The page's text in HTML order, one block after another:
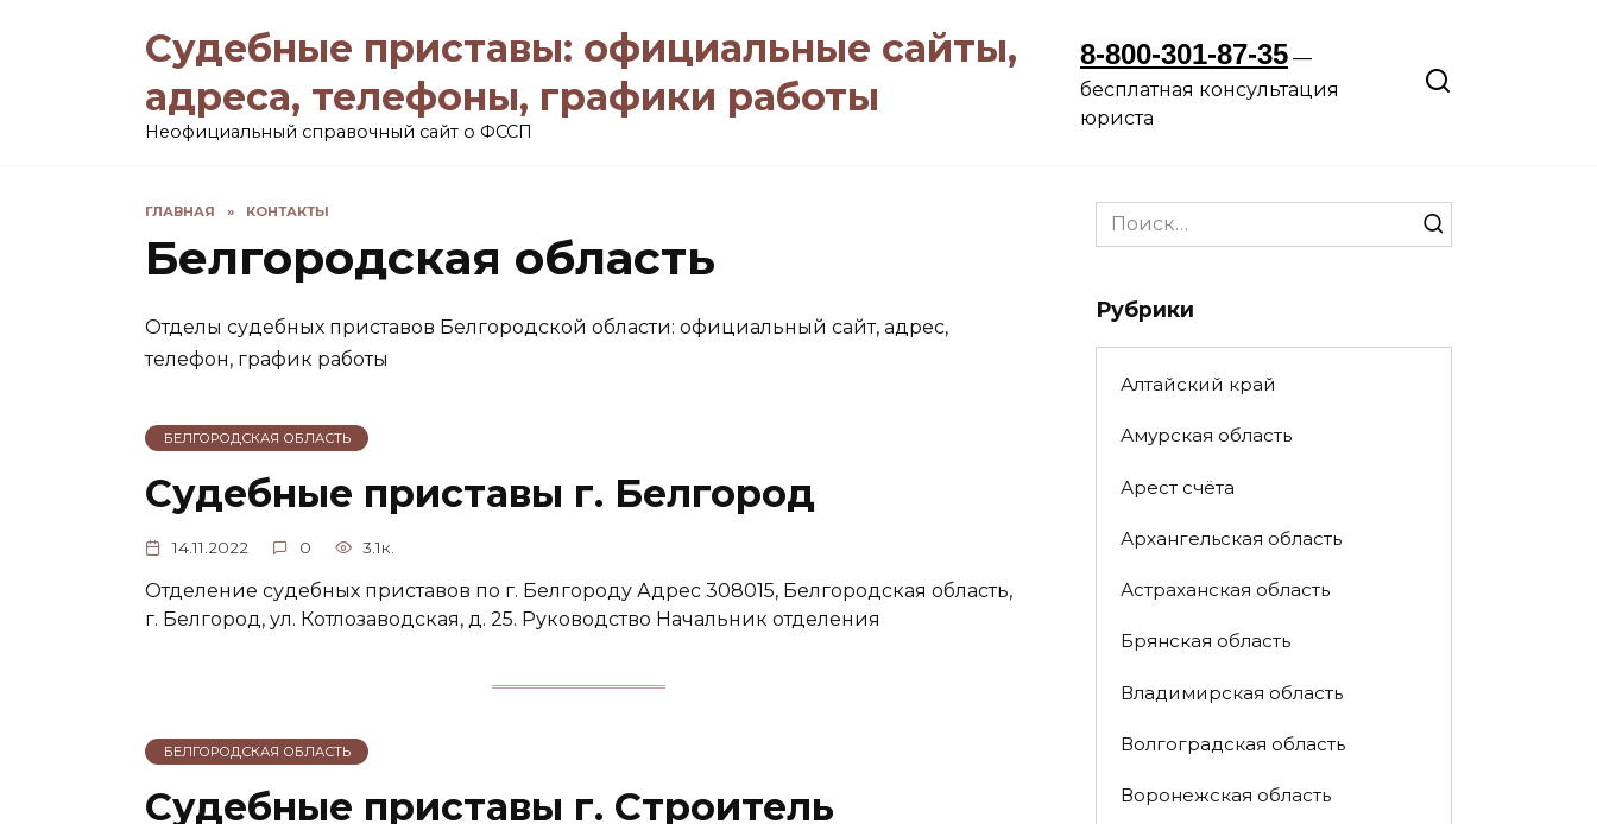
Судебные приставы: официальные сайты,
адреса, телефоны, графики работы
Неофициальный справочный сайт о ФССП
8-800-301-87-35 —
бесплатная консультация
юриста
ГЛАВНАЯ » КОНТАКТЫ
Белгородская область
Отделы судебных приставов Белгородской области: официальный сайт, адрес,
телефон, график работы
БЕЛГОРОДСКАЯ ОБЛАСТЬ
Судебные приставы г. Белгород
14.11.2022 0 3.1к.
Отделение судебных приставов по г. Белгороду Адрес 308015, Белгородская область,
г. Белгород, ул. Котлозаводская, д. 25. Руководство Начальник отделения
БЕЛГОРОДСКАЯ ОБЛАСТЬ
Судебные приставы г. Строитель
Search
for:
Рубрики
Алтайский край
Амурская область
Арест счёта
Архангельская область
Астраханская область
Брянская область
Владимирская область
Волгоградская область
Воронежская область